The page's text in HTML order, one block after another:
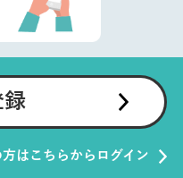
録
はこちらからログイン